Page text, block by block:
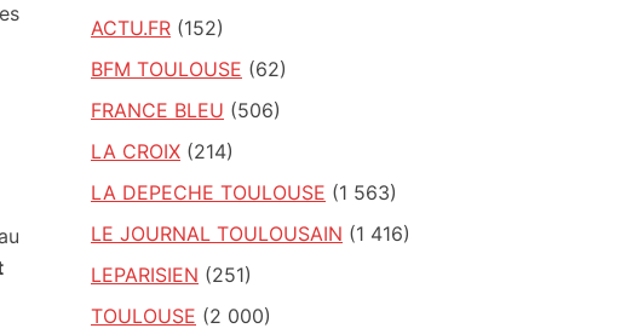
ACTU.FR (152)
BFM TOULOUSE (62)
FRANCE BLEU (506)
LA CROIX (214)
LA DEPECHE TOULOUSE (1 563)
LE JOURNAL TOULOUSAIN (1 416)
LEPARISIEN (251)
TOULOUSE (2 000)